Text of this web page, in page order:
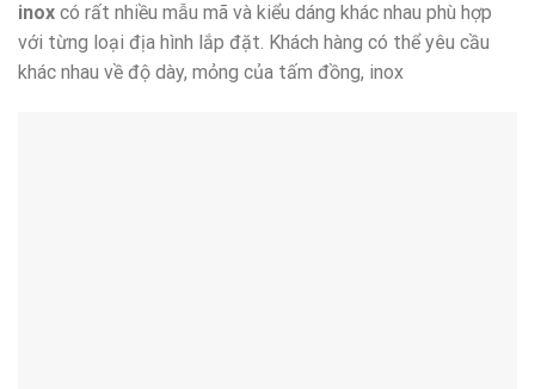
inox có rất nhiều mẫu mã và kiểu dáng khác nhau phù hợp
với từng loại địa hình lắp đặt. Khách hàng có thể yêu cầu
khác nhau về độ dày, mỏng của tấm đồng, inox